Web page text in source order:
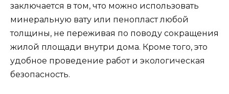
заключается в том, что можно использовать
минеральную вату или пенопласт любой
толщины, не переживая по поводу сокращения
жилой площади внутри дома. Кроме того, это
удобное проведение работ и экологическая
безопасность.